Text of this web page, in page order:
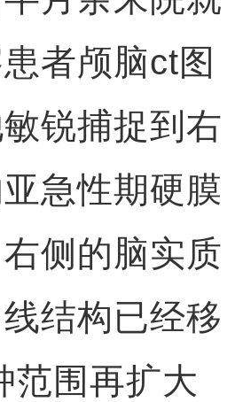
者颅脑ct图
锐捕捉到右
急性期硬膜
侧的脑实质
结构已经移
范围再扩大